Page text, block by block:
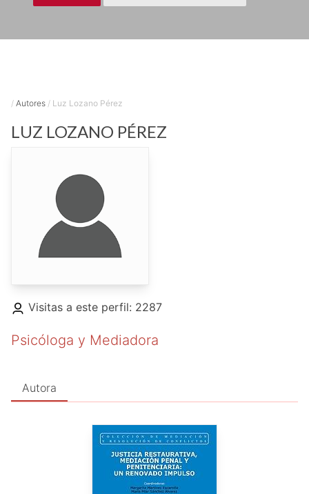
/ Autores / Luz Lozano Pérez
LUZ LOZANO PÉREZ
Visitas a este perfil: 2287
Psicóloga y Mediadora
Autora